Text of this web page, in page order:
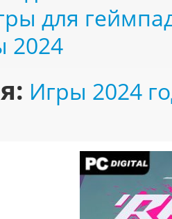
для
2024
Игры 2024